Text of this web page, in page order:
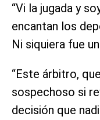
“Vi la jugada y
encantan los
Ni siquiera fue
“Este árbitro,
sospechoso si
decisión que